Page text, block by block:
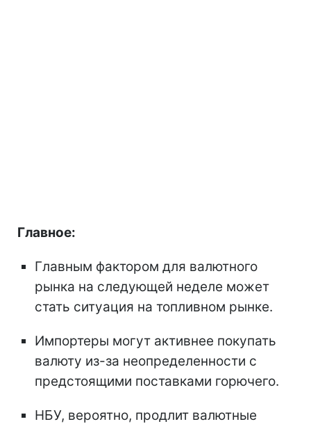
Главное:
Главным фактором для валютного
рынка на следующей неделе может
стать ситуация на топливном рынке.
Импортеры могут активнее покупать
валюту из-за неопределенности с
предстоящими поставками горючего.
НБУ, вероятно, продлит валютные